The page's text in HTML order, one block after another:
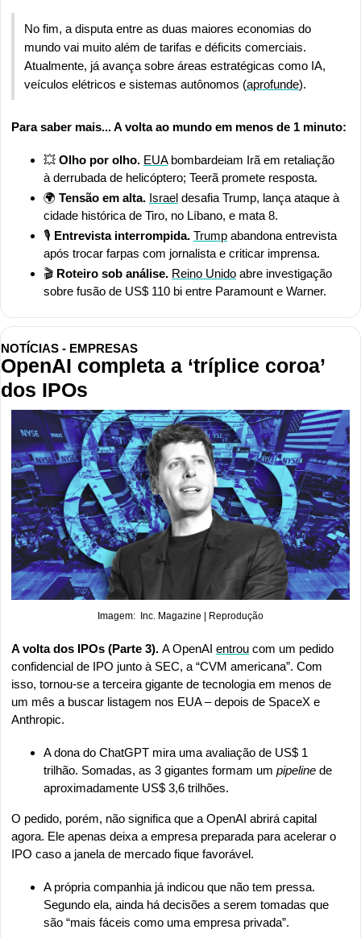
No fim, a disputa entre as duas maiores economias do
mundo vai muito além de tarifas e déficits comerciais.
Atualmente, já avança sobre áreas estratégicas como IA,
veículos elétricos e sistemas autônomos (aprofunde).
Para saber mais... A volta ao mundo em menos de 1 minuto:
💥 Olho por olho. EUA bombardeiam Irã em retaliação
à derrubada de helicóptero; Teerã promete resposta.
🌍 Tensão em alta. Israel desafia Trump, lança ataque à
cidade histórica de Tiro, no Líbano, e mata 8.
🎙️ Entrevista interrompida. Trump abandona entrevista
após trocar farpas com jornalista e criticar imprensa.
🎬 Roteiro sob análise. Reino Unido abre investigação
sobre fusão de US$ 110 bi entre Paramount e Warner.
NOTÍCIAS - EMPRESAS
OpenAI completa a ‘tríplice coroa’
dos IPOs
Imagem:  Inc. Magazine | Reprodução
A volta dos IPOs (Parte 3). A OpenAI entrou com um pedido
confidencial de IPO junto à SEC, a “CVM americana”. Com
isso, tornou-se a terceira gigante de tecnologia em menos de
um mês a buscar listagem nos EUA – depois de SpaceX e
Anthropic.
A dona do ChatGPT mira uma avaliação de US$ 1
trilhão. Somadas, as 3 gigantes formam um pipeline de
aproximadamente US$ 3,6 trilhões.
O pedido, porém, não significa que a OpenAI abrirá capital
agora. Ele apenas deixa a empresa preparada para acelerar o
IPO caso a janela de mercado fique favorável.
A própria companhia já indicou que não tem pressa.
Segundo ela, ainda há decisões a serem tomadas que
são “mais fáceis como uma empresa privada”.